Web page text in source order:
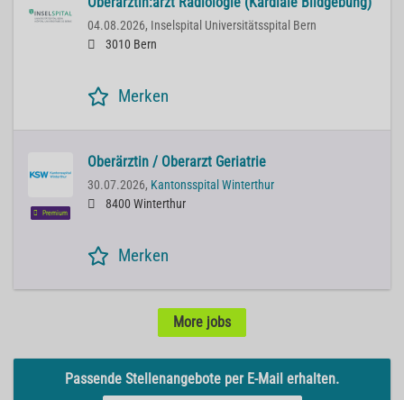
04.08.2026, Inselspital Universitätsspital Bern
3010 Bern
Merken
Premium
Oberärztin / Oberarzt Geriatrie
30.07.2026, Kantonsspital Winterthur
8400 Winterthur
Merken
More jobs
Passende Stellenangebote per E-Mail erhalten.